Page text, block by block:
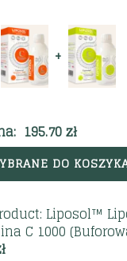
+
195.70zł
DO
Liposol™
C 1000